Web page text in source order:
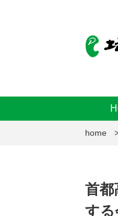
home
首都
する